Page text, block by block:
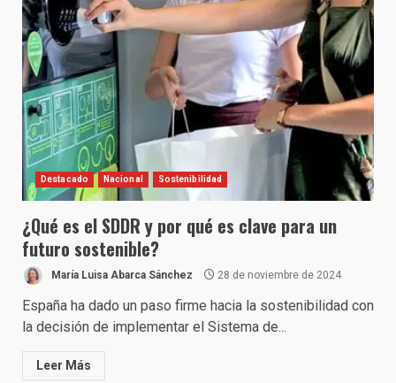
Destacado Nacional Sostenibilidad
¿Qué es el SDDR y por qué es clave para un
futuro sostenible?
María Luisa Abarca Sánchez 28 de noviembre de 2024
España ha dado un paso firme hacia la sostenibilidad con
la decisión de implementar el Sistema de...
Leer Más